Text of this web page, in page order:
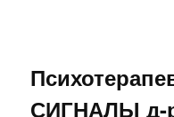
СИГНАЛЫ д-